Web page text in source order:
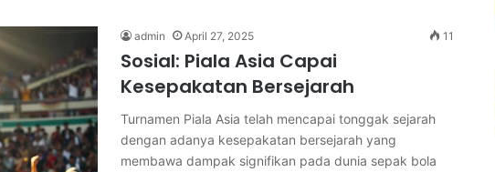
admin April 27, 2025 11
Sosial: Piala Asia Capai
Kesepakatan Bersejarah
Turnamen Piala Asia telah mencapai tonggak sejarah
dengan adanya kesepakatan bersejarah yang
membawa dampak signifikan pada dunia sepak bola